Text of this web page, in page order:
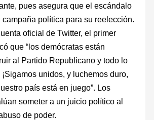
pues asegura que el escándalo
campaña política para su reelección.
oficial de Twitter, el primer
que “los demócratas están
al Partido Republicano y todo lo
unidos, y luchemos duro,
país está en juego”. Los
someter a un juicio político al
de poder.